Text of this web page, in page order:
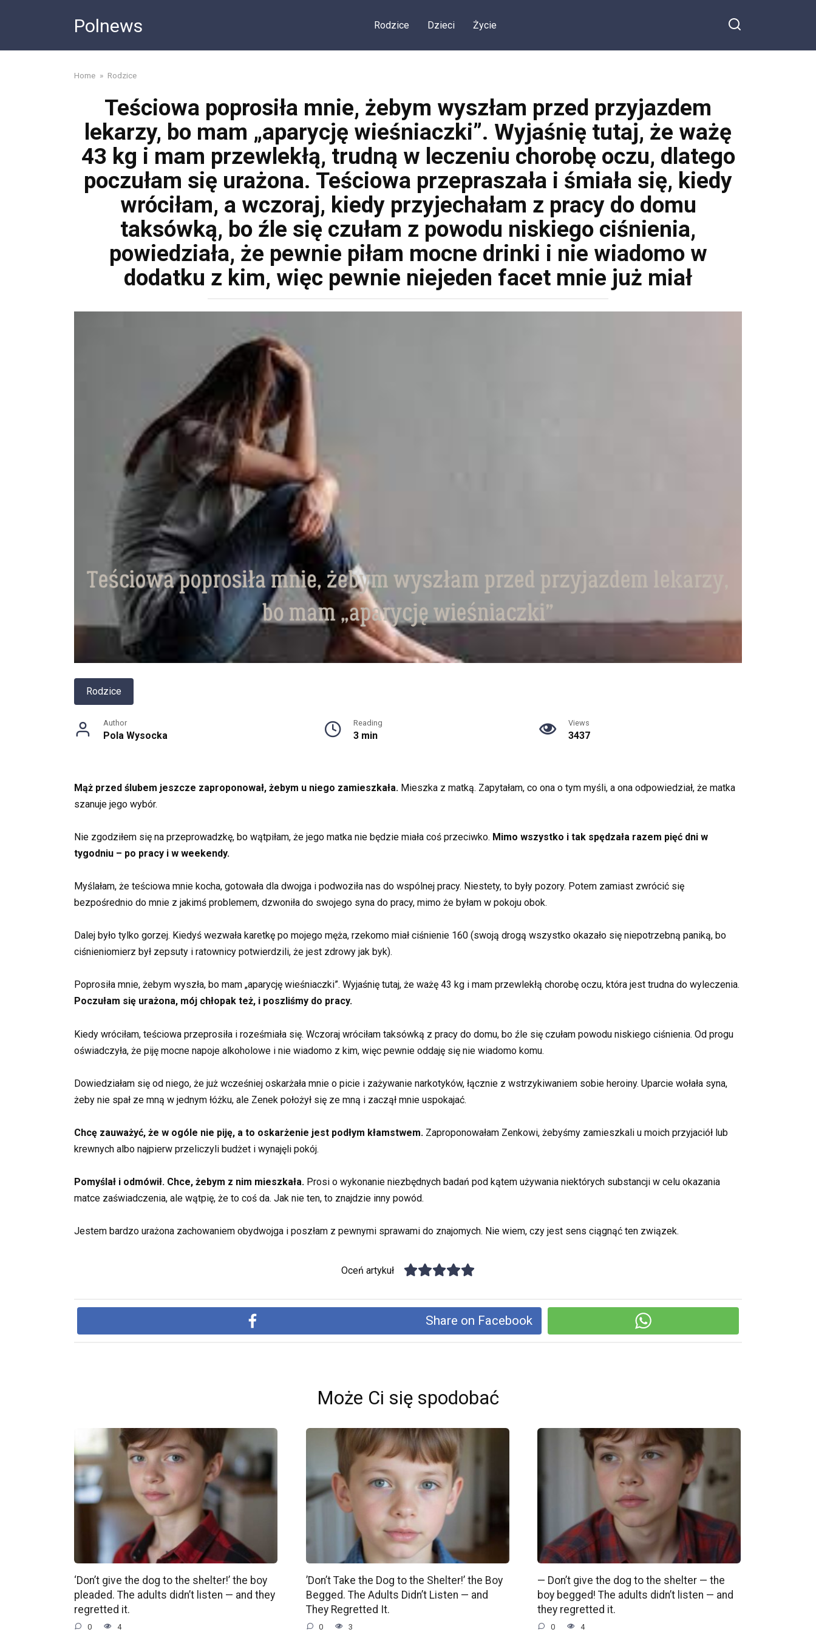
Polnews Rodzice Dzieci Życie
Home » Rodzice
Teściowa poprosiła mnie, żebym wyszłam przed przyjazdem
lekarzy, bo mam „aparycję wieśniaczki”. Wyjaśnię tutaj, że ważę
43 kg i mam przewlekłą, trudną w leczeniu chorobę oczu, dlatego
poczułam się urażona. Teściowa przepraszała i śmiała się, kiedy
wróciłam, a wczoraj, kiedy przyjechałam z pracy do domu
taksówką, bo źle się czułam z powodu niskiego ciśnienia,
powiedziała, że pewnie ​​​​piłam mocne drinki i nie wiadomo w
dodatku z kim, więc pewnie niejeden facet mnie już miał
Rodzice
Author
Pola Wysocka
Reading
3 min
Views
3437
Mąż przed ślubem jeszcze zaproponował, żebym u niego zamieszkała. Mieszka z matką. Zapytałam, co ona o tym myśli, a ona odpowiedział, że matka
szanuje jego wybór.
Nie zgodziłem się na przeprowadzkę, bo wątpiłam, że jego matka nie będzie miała coś przeciwko. Mimo wszystko i tak spędzała razem pięć dni w
tygodniu – po pracy i w weekendy.
Myślałam, że teściowa mnie kocha, gotowała dla dwojga i podwoziła nas do wspólnej pracy. Niestety, to były pozory. Potem zamiast zwrócić się
bezpośrednio do mnie z jakimś problemem, dzwoniła do swojego syna do pracy, mimo że byłam w pokoju obok.
Dalej było tylko gorzej. Kiedyś wezwała karetkę po mojego męża, rzekomo miał ciśnienie 160 (swoją drogą wszystko okazało się niepotrzebną paniką, bo
ciśnieniomierz był zepsuty i ratownicy potwierdzili, że ​​jest zdrowy jak byk).
Poprosiła mnie, żebym wyszła, bo mam „aparycję wieśniaczki”. Wyjaśnię tutaj, że ważę 43 kg i mam przewlekłą chorobę oczu, która jest trudna do wyleczenia.
Poczułam się urażona, mój chłopak też, i poszliśmy do pracy.
Kiedy wróciłam, teściowa przeprosiła i roześmiała się. Wczoraj wróciłam taksówką z pracy do domu, bo źle się czułam powodu niskiego ciśnienia. Od progu
oświadczyła, że ​​​​piję mocne napoje alkoholowe i nie wiadomo z kim, więc pewnie oddaję się nie wiadomo komu.
Dowiedziałam się od niego, że już wcześniej oskarżała mnie o picie i zażywanie narkotyków, łącznie z wstrzykiwaniem sobie heroiny. Uparcie wołała syna,
żeby nie spał ze mną w jednym łóżku, ale Zenek położył się ze mną i zaczął mnie uspokajać.
Chcę zauważyć, że w ogóle nie piję, a to oskarżenie jest podłym kłamstwem. Zaproponowałam Zenkowi, żebyśmy zamieszkali u moich przyjaciół lub
krewnych albo najpierw przeliczyli budżet i wynajęli pokój.
Pomyślał i odmówił. Chce, żebym z nim mieszkała. Prosi o wykonanie niezbędnych badań pod kątem używania niektórych substancji w celu okazania
matce zaświadczenia, ale wątpię, że to coś da. Jak nie ten, to znajdzie inny powód.
Jestem bardzo urażona zachowaniem obydwojga i poszłam z pewnymi sprawami do znajomych. Nie wiem, czy jest sens ciągnąć ten związek.
Oceń artykuł
Share on Facebook
Może Ci się spodobać
‘Don’t give the dog to the shelter!’ the boy
pleaded. The adults didn’t listen — and they
regretted it.
0 4
’Don’t Take the Dog to the Shelter!’ the Boy
Begged. The Adults Didn’t Listen — and
They Regretted It.
0 3
— Don’t give the dog to the shelter — the
boy begged! The adults didn’t listen — and
they regretted it.
0 4